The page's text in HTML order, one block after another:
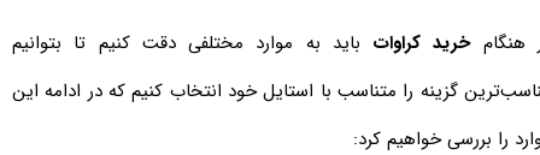
هنگامخرید کراوات باید به موارد مختلفی دقت کنیم تا بتوانیم
گزینه را متناسب با استایل خود انتخاب کنیم که در ادامه این
را بررسی خواهیم کرد: